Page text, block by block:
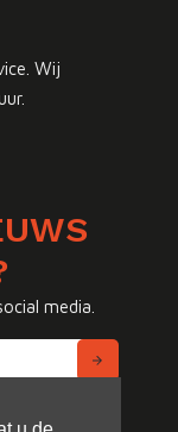
Wij
media.